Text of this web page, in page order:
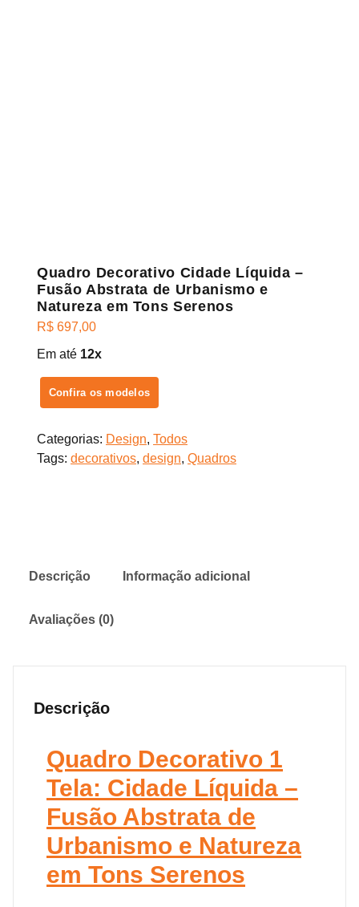
Quadro Decorativo Cidade Líquida –
Fusão Abstrata de Urbanismo e
Natureza em Tons Serenos
R$ 697,00
Em até 12x
Confira os modelos
Categorias: Design, Todos
Tags: decorativos, design, Quadros
Descrição Informação adicional
Avaliações (0)
Descrição
Quadro Decorativo 1
Tela: Cidade Líquida –
Fusão Abstrata de
Urbanismo e Natureza
em Tons Serenos